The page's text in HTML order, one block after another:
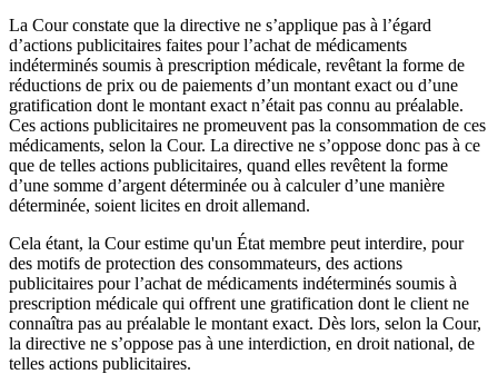
La Cour constate que la directive ne s’applique pas à l’égard
d’actions publicitaires faites pour l’achat de médicaments
indéterminés soumis à prescription médicale, revêtant la forme de
réductions de prix ou de paiements d’un montant exact ou d’une
gratification dont le montant exact n’était pas connu au préalable.
Ces actions publicitaires ne promeuvent pas la consommation de ces
médicaments, selon la Cour. La directive ne s’oppose donc pas à ce
que de telles actions publicitaires, quand elles revêtent la forme
d’une somme d’argent déterminée ou à calculer d’une manière
déterminée, soient licites en droit allemand.
Cela étant, la Cour estime qu'un État membre peut interdire, pour
des motifs de protection des consommateurs, des actions
publicitaires pour l’achat de médicaments indéterminés soumis à
prescription médicale qui offrent une gratification dont le client ne
connaîtra pas au préalable le montant exact. Dès lors, selon la Cour,
la directive ne s’oppose pas à une interdiction, en droit national, de
telles actions publicitaires.